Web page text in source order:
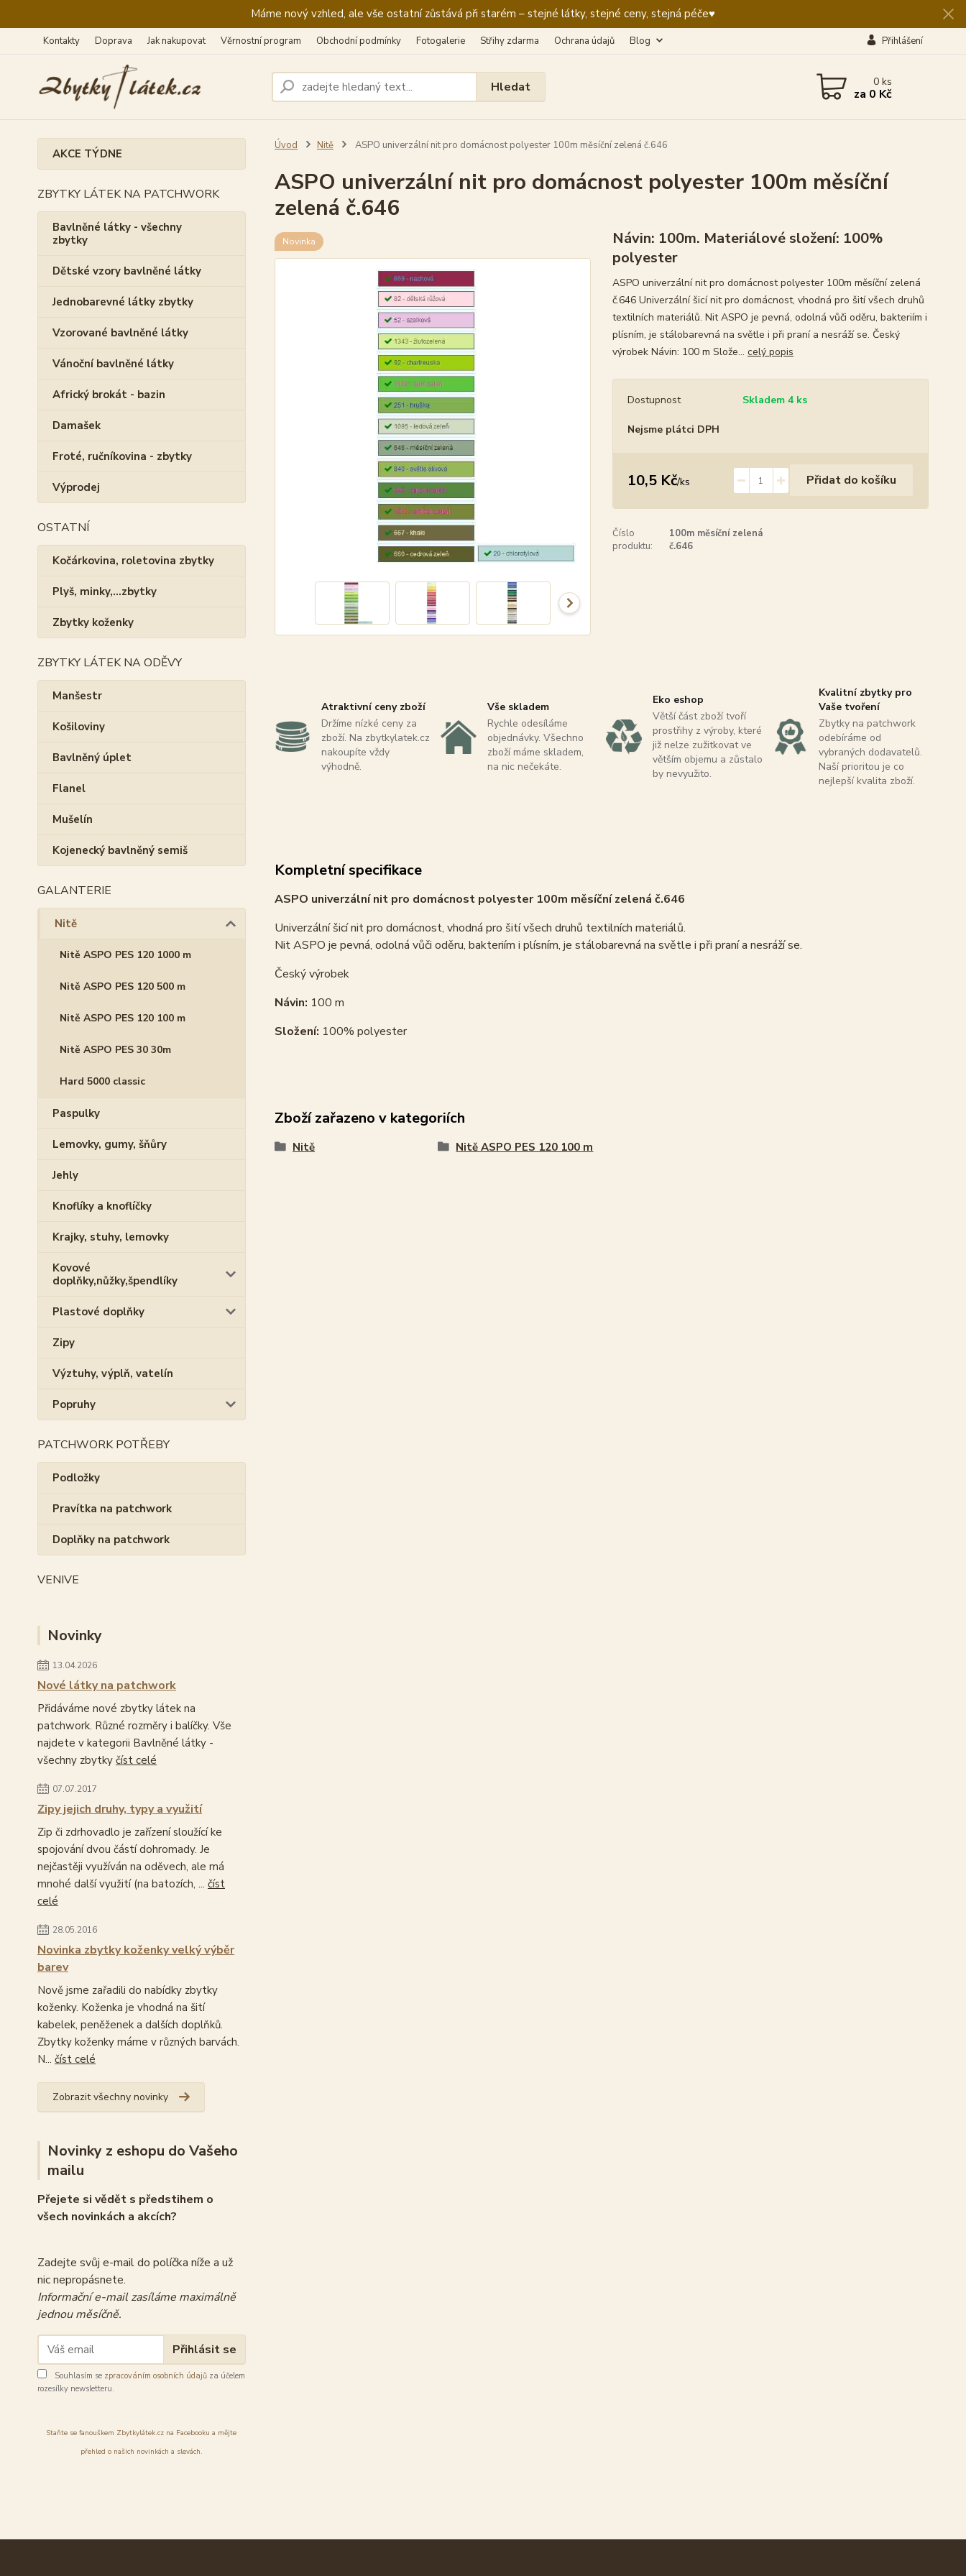
Máme nový vzhled, ale vše ostatní zůstává při starém – stejné látky, stejné ceny, stejná péče♥️
Kontakty Doprava Jak nakupovat Věrnostní program Obchodní podmínky Fotogalerie Střihy zdarma Ochrana údajů Blog Přihlášení
Hledat 0ks
za 0 Kč
AKCE TÝDNE
ZBYTKY LÁTEK NA PATCHWORK
Bavlněné látky - všechny
zbytky
Dětské vzory bavlněné látky
Jednobarevné látky zbytky
Vzorované bavlněné látky
Vánoční bavlněné látky
Africký brokát - bazin
Damašek
Froté, ručníkovina - zbytky
Výprodej
OSTATNÍ
Kočárkovina, roletovina zbytky
Plyš, minky,...zbytky
Zbytky koženky
ZBYTKY LÁTEK NA ODĚVY
Manšestr
Košiloviny
Bavlněný úplet
Flanel
Mušelín
Kojenecký bavlněný semiš
GALANTERIE
Nitě
Nitě ASPO PES 120 1000 m
Nitě ASPO PES 120 500 m
Nitě ASPO PES 120 100 m
Nitě ASPO PES 30 30m
Hard 5000 classic
Paspulky
Lemovky, gumy, šňůry
Jehly
Knoflíky a knoflíčky
Krajky, stuhy, lemovky
Kovové
doplňky,nůžky,špendlíky
Plastové doplňky
Zipy
Výztuhy, výplň, vatelín
Popruhy
PATCHWORK POTŘEBY
Podložky
Pravítka na patchwork
Doplňky na patchwork
VENIVE
Novinky
13.04.2026
Nové látky na patchwork
Přidáváme nové zbytky látek na
patchwork. Různé rozměry i balíčky. Vše
najdete v kategorii Bavlněné látky -
všechny zbytky číst celé
07.07.2017
Zipy jejich druhy, typy a využití
Zip či zdrhovadlo je zařízení sloužící ke
spojování dvou částí dohromady. Je
nejčastěji využíván na oděvech, ale má
mnohé další využití (na batozích, ... číst
celé
28.05.2016
Novinka zbytky koženky velký výběr
barev
Nově jsme zařadili do nabídky zbytky
koženky. Koženka je vhodná na šití
kabelek, peněženek a dalších doplňků.
Zbytky koženky máme v různých barvách.
N... číst celé
Zobrazit všechny novinky
Novinky z eshopu do Vašeho
mailu
Přejete si vědět s předstihem o
všech novinkách a akcích?
Zadejte svůj e-mail do políčka níže a už
nic nepropásnete.
Informační e-mail zasíláme maximálně
jednou měsíčně.
Přihlásit se
Souhlasím se zpracováním osobních údajů za účelem
rozesílky newsletteru.
Staňte se fanouškem Zbytkylátek.cz na Facebooku a mějte
přehled o našich novinkách a slevách.
Úvod Nitě ASPO univerzální nit pro domácnost polyester 100m měsíční zelená č.646
ASPO univerzální nit pro domácnost polyester 100m měsíční
zelená č.646
Novinka
Návin: 100m. Materiálové složení: 100%
polyester
ASPO univerzální nit pro domácnost polyester 100m měsíční zelená
č.646 Univerzální šicí nit pro domácnost, vhodná pro šití všech druhů
textilních materiálů. Nit ASPO je pevná, odolná vůči oděru, bakteriím i
plísním, je stálobarevná na světle i při praní a nesráží se. Český
výrobek Návin: 100 m Slože... celý popis
Dostupnost Skladem 4 ks
Nejsme plátci DPH
10,5 Kč/ks Přidat do košíku
Číslo
produktu:
100m měsíční zelená
č.646
Atraktivní ceny zboží
Držíme nízké ceny za
zboží. Na zbytkylatek.cz
nakoupíte vždy
výhodně.
Vše skladem
Rychle odesíláme
objednávky. Všechno
zboží máme skladem,
na nic nečekáte.
Eko eshop
Větší část zboží tvoří
prostřihy z výroby, které
již nelze zužitkovat ve
větším objemu a zůstalo
by nevyužito.
Kvalitní zbytky pro
Vaše tvoření
Zbytky na patchwork
odebíráme od
vybraných dodavatelů.
Naší prioritou je co
nejlepší kvalita zboží.
Kompletní specifikace
ASPO univerzální nit pro domácnost polyester 100m měsíční zelená č.646
Univerzální šicí nit pro domácnost, vhodná pro šití všech druhů textilních materiálů.
Nit ASPO je pevná, odolná vůči oděru, bakteriím i plísním, je stálobarevná na světle i při praní a nesráží se.
Český výrobek
Návin: 100 m
Složení: 100% polyester
Zboží zařazeno v kategoriích
Nitě Nitě ASPO PES 120 100 m